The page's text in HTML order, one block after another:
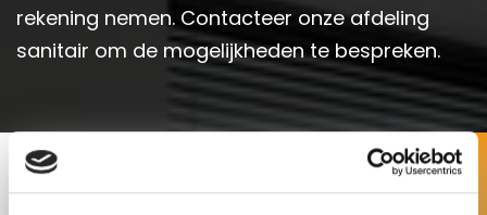
rekening nemen. Contacteer onze afdeling
sanitair om de mogelijkheden te bespreken.
Bij grotere projecten zoals bijvoorbeeld het ontwerpen